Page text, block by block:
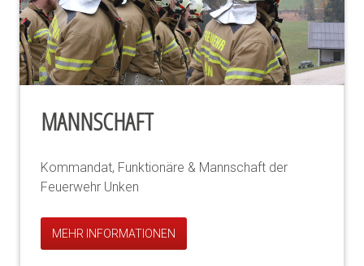
MANNSCHAFT
Kommandat, Funktionäre & Mannschaft der
Feuerwehr Unken
MEHR INFORMATIONEN